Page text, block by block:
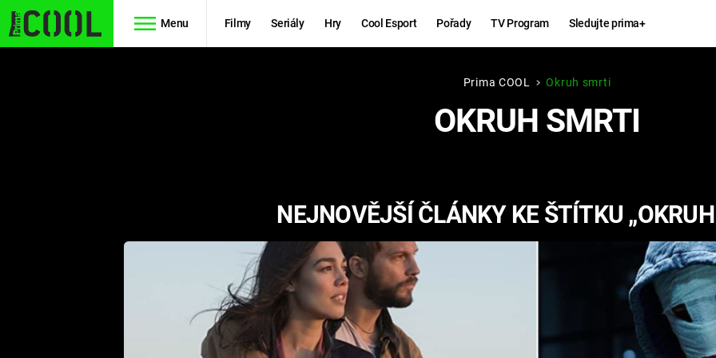
Menu Filmy Seriály Hry Cool Esport Pořady TV Program Sledujte prima+
RYCHLE A
ZBĚSILE 10
PREDÁTOR
Hry
KINGDOM
COME:
CHUCK
NORRIS
Prima COOL Okruh smrti
OKRUH SMRTI
NEJNOVĚJŠÍ ČLÁNKY KE ŠTÍTKU